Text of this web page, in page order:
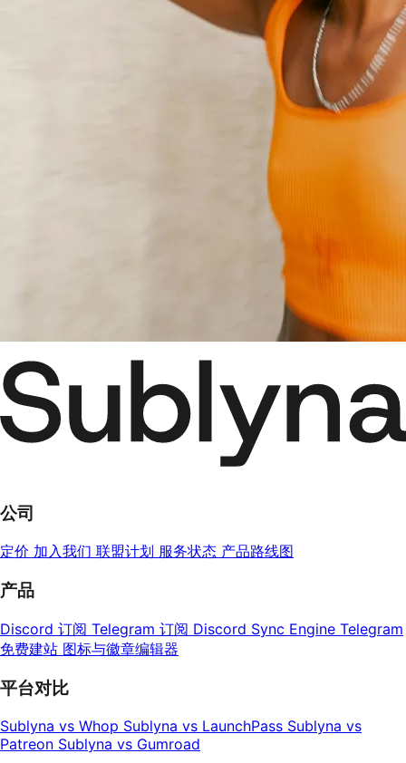
公司
定价 加入我们 联盟计划 服务状态 产品路线图
产品
Discord 订阅 Telegram 订阅 Discord Sync Engine Telegram
免费建站 图标与徽章编辑器
平台对比
Sublyna vs Whop Sublyna vs LaunchPass Sublyna vs
Patreon Sublyna vs Gumroad